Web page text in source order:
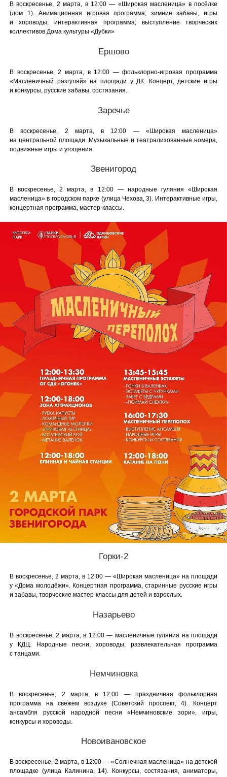
В воскресенье, 2 марта, в 12:00 — «Широкая масленица» в посёлке
(дом 1). Анимационная игровая программа; зимние забавы, игры
и хороводы; интерактивная программа; выступление творческих
коллективов Дома культуры «Дубки»
Ершово
В воскресенье, 2 марта, в 12:00 — фольклорно-игровая программа
«Масленичный разгуляй» на площади у ДК. Концерт, детские игры
и конкурсы, русские забавы, состязания.
Заречье
В воскресенье, 2 марта, в 12:00 — «Широкая масленица»
на центральной площади. Музыкальные и театрализованные номера,
подвижные игры и угощения.
Звенигород
В воскресенье, 2 марта, в 12:00 — народные гуляния «Широкая
масленица» в городском парке (улица Чехова, 3). Интерактивные игры,
концертная программа, мастер-классы.
Горки-2
В воскресенье, 2 марта, в 12:00 — «Широкая масленица» на площади
у «Дома молодёжи». Концертная программа, старинные русские игры
и забавы, творческие мастер-классы для детей и взрослых.
Назарьево
В воскресенье, 2 марта, в 12:00 — масленичные гуляния на площади
у КДЦ. Народные песни, хороводы, развлекательная программа
с танцами.
Немчиновка
В воскресенье, 2 марта, в 12:00 — праздничная фольклорная
программа на свежем воздухе (Советский проспект, 4). Концерт
ансамбля русской народной песни «Немчиновские зори», игры,
конкурсы и хороводы.
Новоивановское
В воскресенье, 2 марта, в 12:00 — «Солнечная масленица» на детской
площадке (улица Калинина, 14). Конкурсы, состязания, аниматоры,